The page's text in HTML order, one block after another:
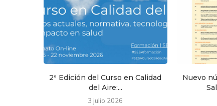
2ª Edición del Curso en Calidad
del Aire:...
3 julio 2026
Nuevo